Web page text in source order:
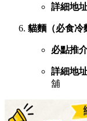
詳細地址
貓麵（必食冷
必點推
詳細地址
舖